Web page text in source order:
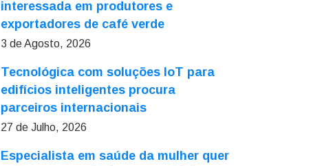
interessada em produtores e
exportadores de café verde
3 de Agosto, 2026
Tecnológica com soluções IoT para
edifícios inteligentes procura
parceiros internacionais
27 de Julho, 2026
Especialista em saúde da mulher quer